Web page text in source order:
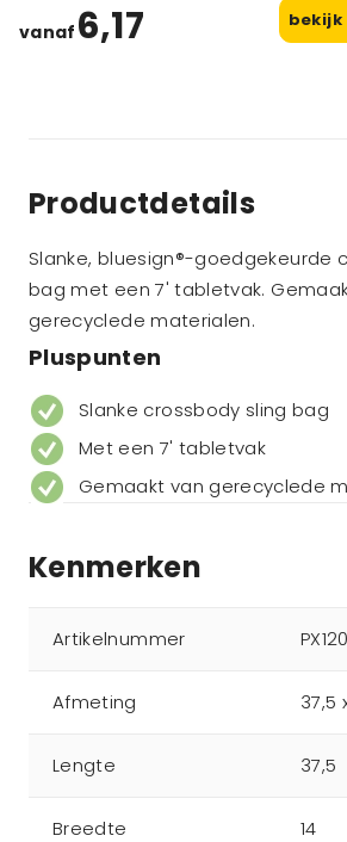
vanaf 6,17 bekijk
Productdetails
Slanke, bluesign®-goedgekeurde
bag met een 7' tabletvak.
gerecyclede materialen.
Pluspunten
Slanke crossbody sling bag
Met een 7' tabletvak
Gemaakt van gerecyclede
Kenmerken
Artikelnummer
Afmeting 37,5
Lengte 37,5
Breedte 14